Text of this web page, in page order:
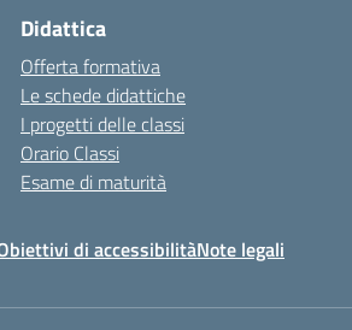
Didattica
Offerta formativa
Le schede didattiche
I progetti delle classi
Orario Classi
Esame di maturità
di accessibilitàNote legali